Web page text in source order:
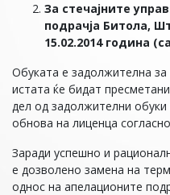
За стечајните
подрачја Битола,
15.02.2014 година
Обуката е задолжителна за
истата ќе бидат
дел од задолжителни
обнова на лиценца
Заради успешно и
е дозволено замена на
однос на апелационите